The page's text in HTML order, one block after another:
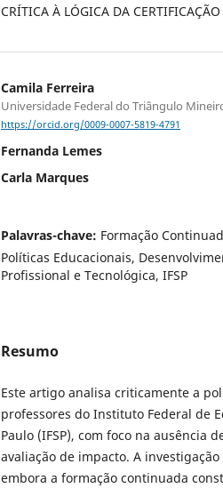
CRÍTICA À LÓGICA DA
Camila Ferreira
Universidade Federal do Triângulo
https://orcid.org/0009-0007-5819-4791
Fernanda Lemes
Carla Marques
Palavras-chave: Formação
Políticas Educacionais,
Profissional e Tecnológica, IFSP
Resumo
Este artigo analisa criticamente a
professores do Instituto Federal de
Paulo (IFSP), com foco na ausência
avaliação de impacto. A
embora a formação continuada